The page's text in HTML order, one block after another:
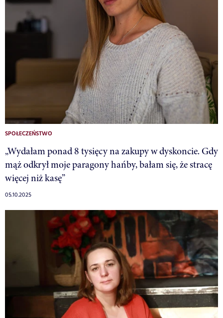
SPOŁECZEŃSTWO
„Wydałam ponad 8 tysięcy na zakupy w dyskoncie. Gdy
mąż odkrył moje paragony hańby, bałam się, że stracę
więcej niż kasę”
05.10.2025